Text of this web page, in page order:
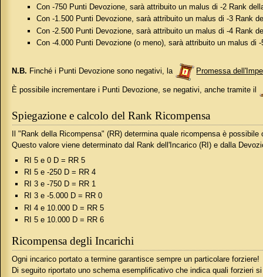
Con -750 Punti Devozione, sarà attribuito un malus di -2 Rank
Con -1.500 Punti Devozione, sarà attribuito un malus di -3 Rank
Con -2.500 Punti Devozione, sarà attribuito un malus di -4 Rank
Con -4.000 Punti Devozione (o meno), sarà attribuito un malus di
N.B. Finché i Punti Devozione sono negativi, la Promessa
È possibile incrementare i Punti Devozione, se negativi, anche tramite il
Spiegazione e calcolo del Rank Ricompensa
Il "Rank della Ricompensa" (RR) determina quale ricompensa è
Questo valore viene determinato dal Rank dell'Incarico (RI) e dalla
RI 5 e 0 D = RR 5
RI 5 e -250 D = RR 4
RI 3 e -750 D = RR 1
RI 3 e -5.000 D = RR 0
RI 4 e 10.000 D = RR 5
RI 5 e 10.000 D = RR 6
Ricompensa degli Incarichi
Ogni incarico portato a termine garantisce sempre un particolare forziere!
Di seguito riportato uno schema esemplificativo che indica quali forzieri